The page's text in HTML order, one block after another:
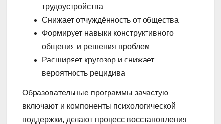
трудоустройства
Снижает отчуждённость от общества
Формирует навыки конструктивного
общения и решения проблем
Расширяет кругозор и снижает
вероятность рецидива
Образовательные программы зачастую
включают и компоненты психологической
поддержки, делают процесс восстановления